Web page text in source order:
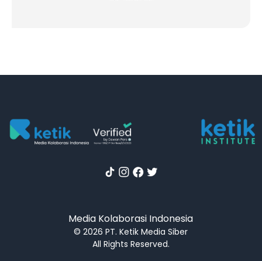
Media Kolaborasi Indonesia
© 2026 PT. Ketik Media Siber
All Rights Reserved.